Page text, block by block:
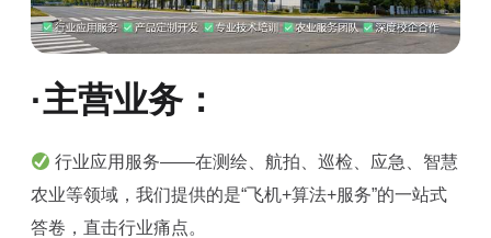
·主营业务：
行业应用服务——在测绘、航拍、巡检、应急、智慧
农业等领域，我们提供的是“飞机+算法+服务”的一站式
答卷，直击行业痛点。